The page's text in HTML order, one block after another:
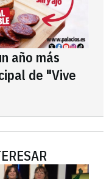
año más
de "Vive